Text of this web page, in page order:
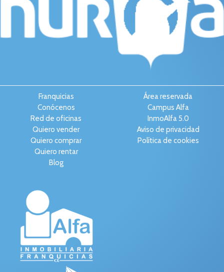
Franquicias
Conócenos
Red de oficinas
Quiero vender
Quiero comprar
Quiero rentar
Blog
Área reservada
Campus Alfa
InmoAlfa 5.0
Aviso de privacidad
Política de cookies